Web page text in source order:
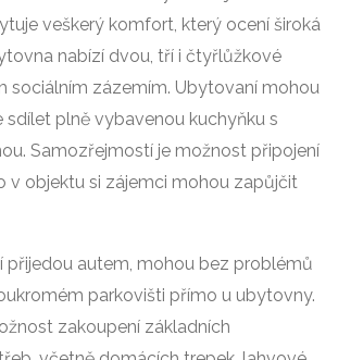
veškerý komfort, který ocení široká
nabízí dvou, tří i čtyřlůžkové
sociálním zázemím. Ubytovaní mohou
sdílet plně vybavenou kuchyňku s
Samozřejmostí je možnost připojení
v objektu si zájemci mohou zapůjčit
přijedou autem, mohou bez problémů
parkovišti přímo u ubytovny.
zakoupení základních